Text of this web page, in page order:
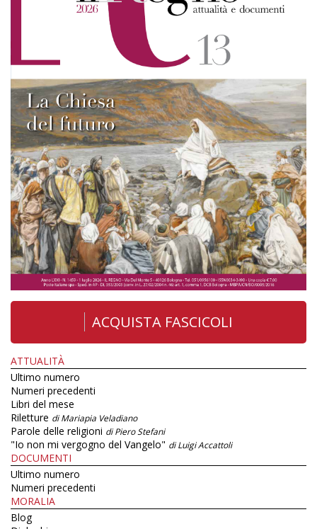
ACQUISTA FASCICOLI
ATTUALITÀ
Ultimo numero
Numeri precedenti
Libri del mese
Riletture di Mariapia Veladiano
Parole delle religioni di Piero Stefani
"Io non mi vergogno del Vangelo" di Luigi Accattoli
DOCUMENTI
Ultimo numero
Numeri precedenti
MORALIA
Blog